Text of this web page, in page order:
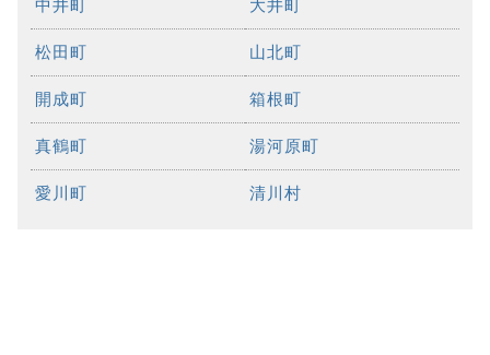
中井町 大井町
松田町 山北町
開成町 箱根町
真鶴町 湯河原町
愛川町 清川村